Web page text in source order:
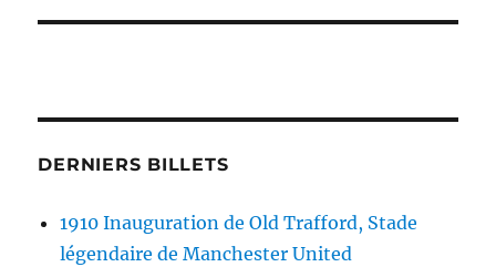
DERNIERS BILLETS
1910 Inauguration de Old Trafford, Stade
légendaire de Manchester United